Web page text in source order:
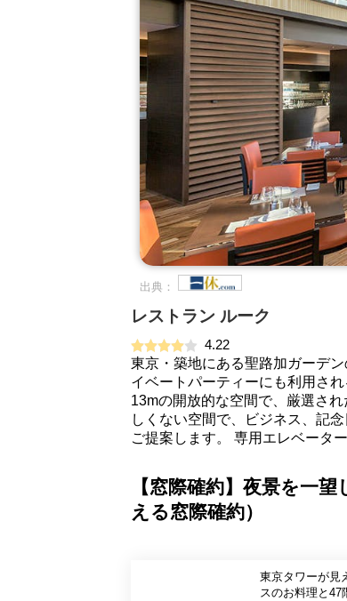
出典：
レストラン ルーク
4.22
東京・築地にある聖路加ガーデ
イベートパーティーにも利用さ
13mの開放的な空間で、厳選さ
しくない空間で、ビジネス、記
ご提案します。 専用エレベータ
【窓際確約】夜景を一
える窓際確約）
東京タワーが見
スのお料理と47階からの夜景をお